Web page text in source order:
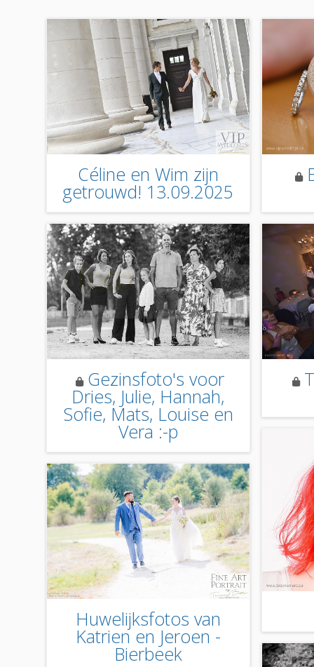
Céline en Wim zijn
getrouwd! 13.09.2025
Gezinsfoto's voor
Dries, Julie, Hannah,
Sofie, Mats, Louise en
Vera :-p
Huwelijksfotos van
Katrien en Jeroen -
Bierbeek